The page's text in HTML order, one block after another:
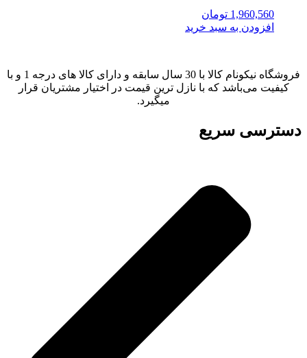
1,960,560 تومان
افزودن به سبد خرید
فروشگاه نیکونام کالا با 30 سال سابقه و دارای کالا های درجه 1 و با
کیفیت می‌باشد که با نازل ترین قیمت در اختیار مشتریان قرار
میگیرد.
دسترسی سریع